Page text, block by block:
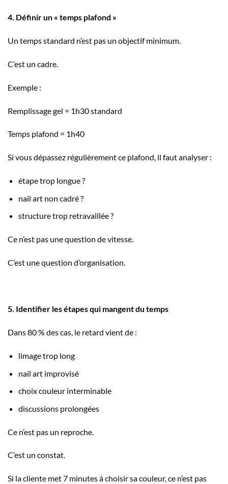
4. Définir un « temps plafond »
Un temps standard n’est pas un objectif minimum.
C’est un cadre.
Exemple :
Remplissage gel = 1h30 standard
Temps plafond = 1h40
Si vous dépassez régulièrement ce plafond, il faut analyser :
étape trop longue ?
nail art non cadré ?
structure trop retravaillée ?
Ce n’est pas une question de vitesse.
C’est une question d’organisation.
5. Identifier les étapes qui mangent du temps
Dans 80 % des cas, le retard vient de :
limage trop long
nail art improvisé
choix couleur interminable
discussions prolongées
Ce n’est pas un reproche.
C’est un constat.
Si la cliente met 7 minutes à choisir sa couleur, ce n’est pas